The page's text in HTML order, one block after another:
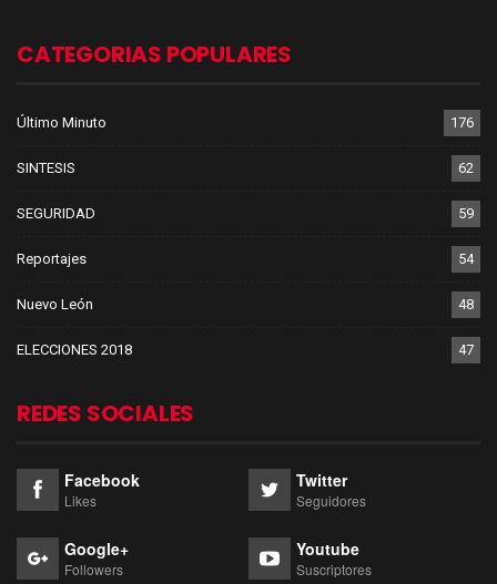
CATEGORIAS POPULARES
Último Minuto 176
SINTESIS 62
SEGURIDAD 59
Reportajes 54
Nuevo León 48
ELECCIONES 2018 47
REDES SOCIALES
Facebook
Likes
Twitter
Seguidores
Google+
Followers
Youtube
Suscriptores